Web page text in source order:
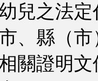
兒之法
、縣（
關證明